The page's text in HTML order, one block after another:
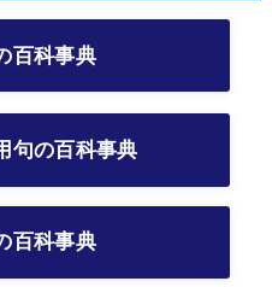
百科事典
句の百科事典
百科事典